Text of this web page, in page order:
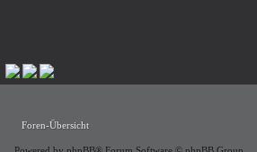
Foren-Übersicht